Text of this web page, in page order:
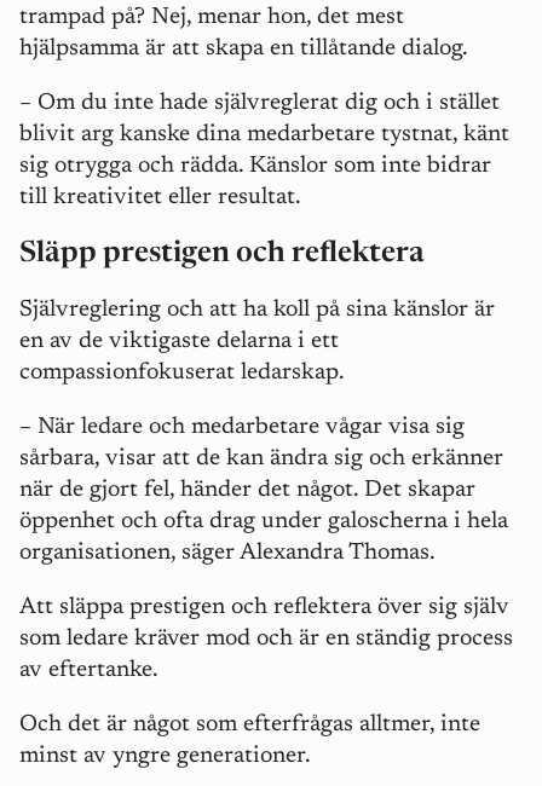
trampad på? Nej, menar hon, det mest
hjälpsamma är att skapa en tillåtande dialog.
– Om du inte hade självreglerat dig och i stället
blivit arg kanske dina medarbetare tystnat, känt
sig otrygga och rädda. Känslor som inte bidrar
till kreativitet eller resultat.
Släpp prestigen och reflektera
Självreglering och att ha koll på sina känslor är
en av de viktigaste delarna i ett
compassionfokuserat ledarskap.
– När ledare och medarbetare vågar visa sig
sårbara, visar att de kan ändra sig och erkänner
när de gjort fel, händer det något. Det skapar
öppenhet och ofta drag under galoscherna i hela
organisationen, säger Alexandra Thomas.
Att släppa prestigen och reflektera över sig själv
som ledare kräver mod och är en ständig process
av eftertanke.
Och det är något som efterfrågas alltmer, inte
minst av yngre generationer.